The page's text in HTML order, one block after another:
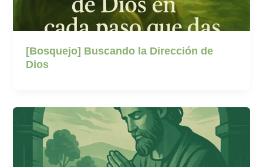
[Bosquejo] Buscando la Dirección de
Dios